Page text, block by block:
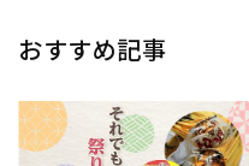
「できた！」があふれる！『生徒
指導の教科書』